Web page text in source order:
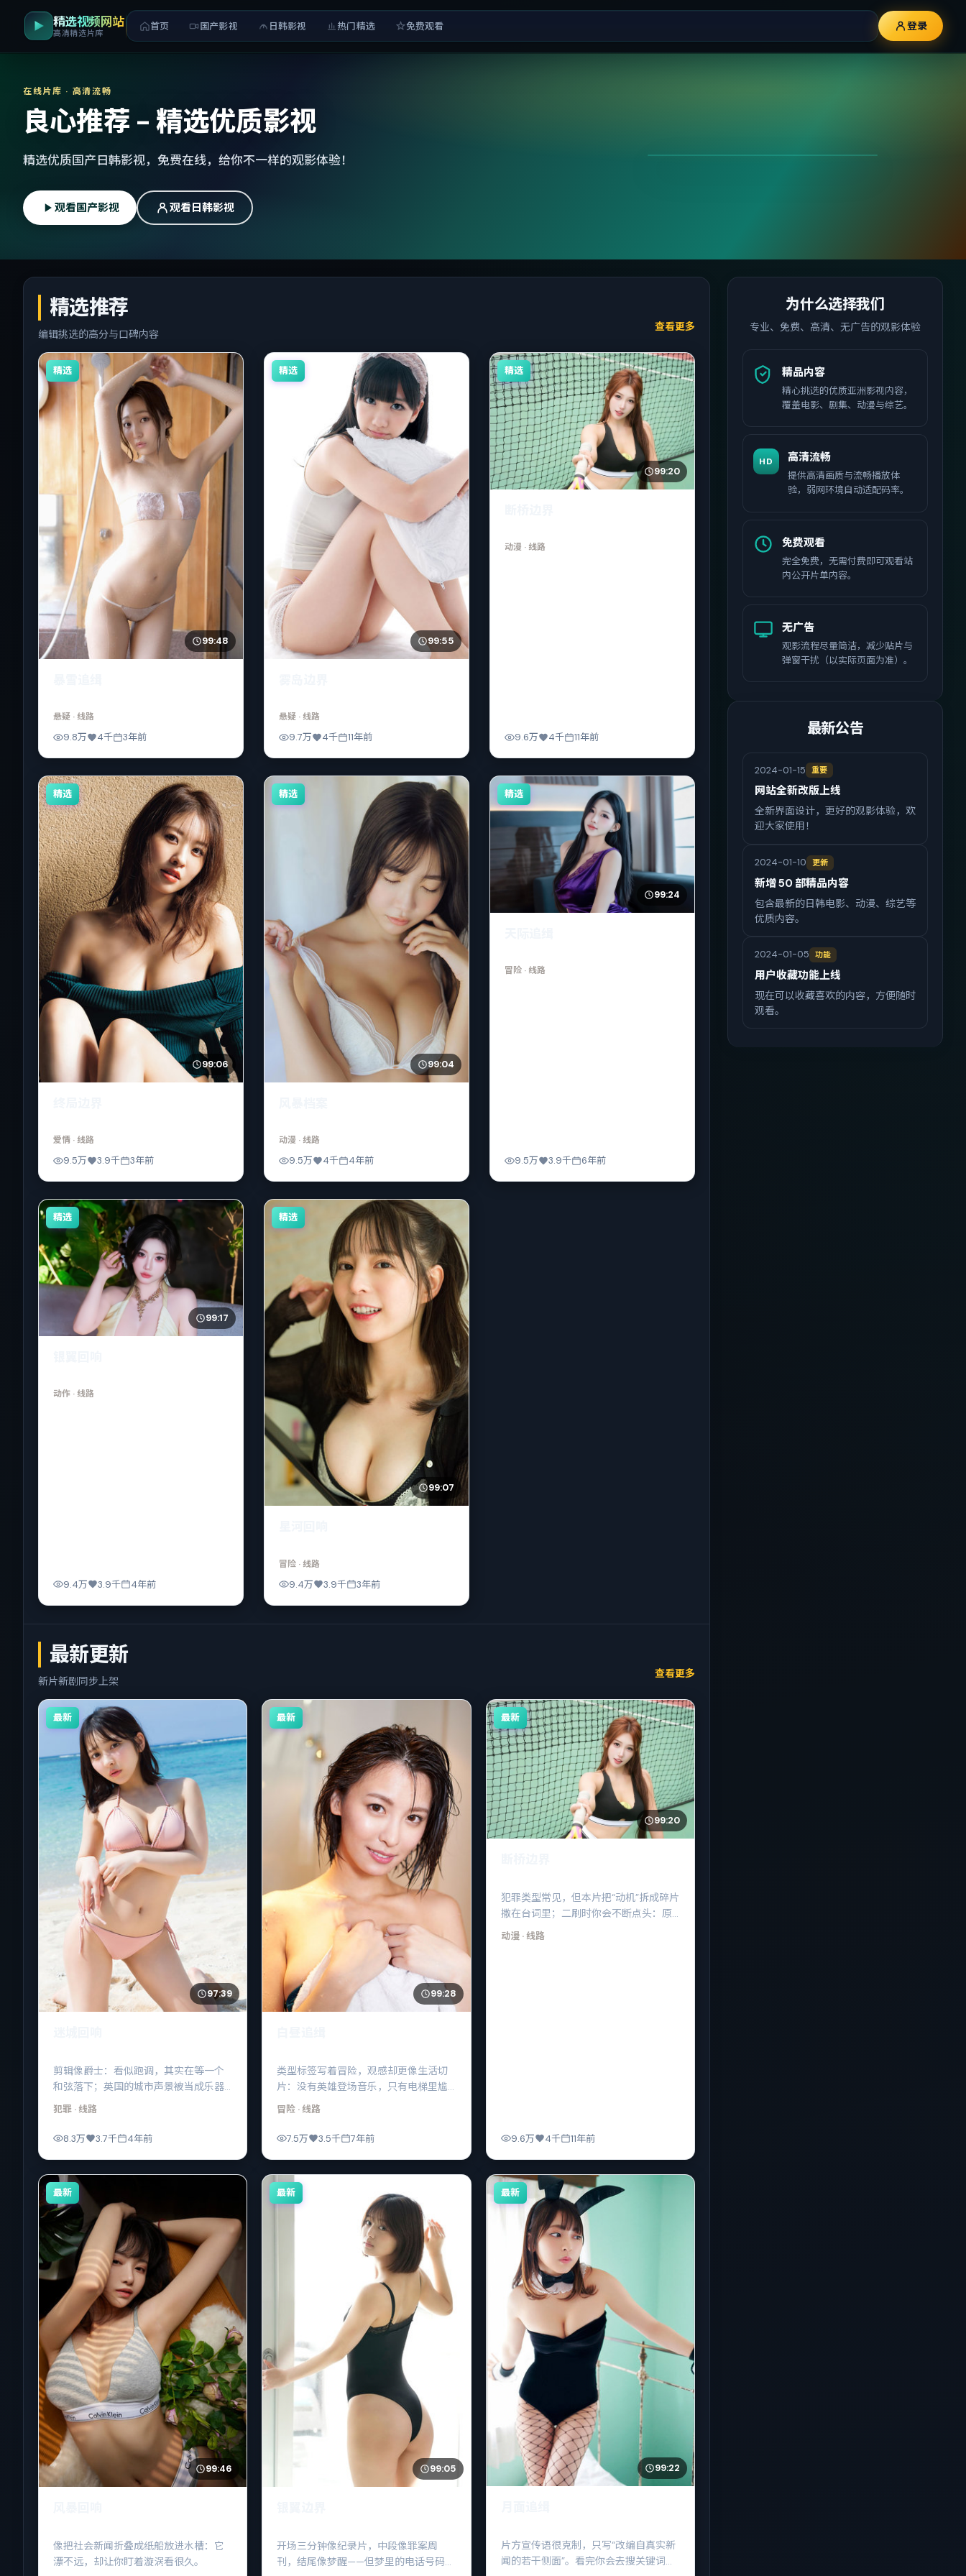
精选视频网站
高清精选片库
首页 国产影视 日韩影视 热门精选 免费观看 登录
在线片库 · 高清流畅
良心推荐 - 精选优质影视
精选优质国产日韩影视，免费在线，给你不一样的观影体验！
观看国产影视 观看日韩影视
精选推荐
编辑挑选的高分与口碑内容
查看更多
精选
99:48
悬疑 · 线路
9.8万 4千 3年前
精选
99:55
悬疑 · 线路
9.7万 4千 11年前
精选
99:20
动漫 · 线路
9.6万 4千 11年前
精选
99:06
爱情 · 线路
9.5万 3.9千 3年前
精选
99:04
动漫 · 线路
9.5万 4千 4年前
精选
99:24
冒险 · 线路
9.5万 3.9千 6年前
精选
99:17
动作 · 线路
9.4万 3.9千 4年前
精选
99:07
冒险 · 线路
9.4万 3.9千 3年前
最新更新
新片新剧同步上架
查看更多
最新
97:39
剪辑像爵士：看似跑调，其实在等一个
和弦落下；英国的城市声景被当成乐器
来用。
犯罪 · 线路
8.3万 3.7千 4年前
最新
99:28
类型标签写着冒险，观感却更像生活切
片：没有英雄登场音乐，只有电梯里尴
尬的呼吸声，和越来越短的短信。
冒险 · 线路
7.5万 3.5千 7年前
最新
99:20
犯罪类型常见，但本片把“动机”拆成碎片
撒在台词里；二刷时你会不断点头：原
来早提示过了。
动漫· 线路
9.6万 4千 11年前
最新
99:46
像把社会新闻折叠成纸船放进水槽：它
漂不远，却让你盯着漩涡看很久。
最新
99:05
开场三分钟像纪录片，中段像罪案周
刊，结尾像梦醒——但梦里的电话号码，
最新
99:22
片方宣传语很克制，只写“改编自真实新
闻的若干侧面”。看完你会去搜关键词，
为什么选择我们
专业、免费、高清、无广告的观影体验
精品内容
精心挑选的优质亚洲影视内容，
覆盖电影、剧集、动漫与综艺。
HD 高清流畅
提供高清画质与流畅播放体
验，弱网环境自动适配码率。
免费观看
完全免费，无需付费即可观看站
内公开片单内容。
无广告
观影流程尽量简洁，减少贴片与
弹窗干扰（以实际页面为准）。
最新公告
2024-01-15 重要
网站全新改版上线
全新界面设计，更好的观影体验，欢
迎大家使用！
2024-01-10 更新
新增 50 部精品内容
包含最新的日韩电影、动漫、综艺等
优质内容。
2024-01-05 功能
用户收藏功能上线
现在可以收藏喜欢的内容，方便随时
观看。